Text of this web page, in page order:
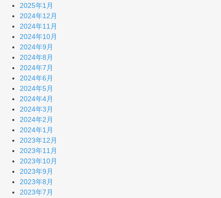
2025年1月
2024年12月
2024年11月
2024年10月
2024年9月
2024年8月
2024年7月
2024年6月
2024年5月
2024年4月
2024年3月
2024年2月
2024年1月
2023年12月
2023年11月
2023年10月
2023年9月
2023年8月
2023年7月